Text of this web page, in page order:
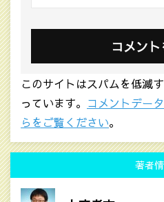
このサイトはスパムを低減
っています。 コメントデー
らをご覧ください。
著者